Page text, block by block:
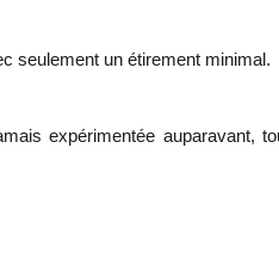
seulement un étirement minimal.
expérimentée auparavant,